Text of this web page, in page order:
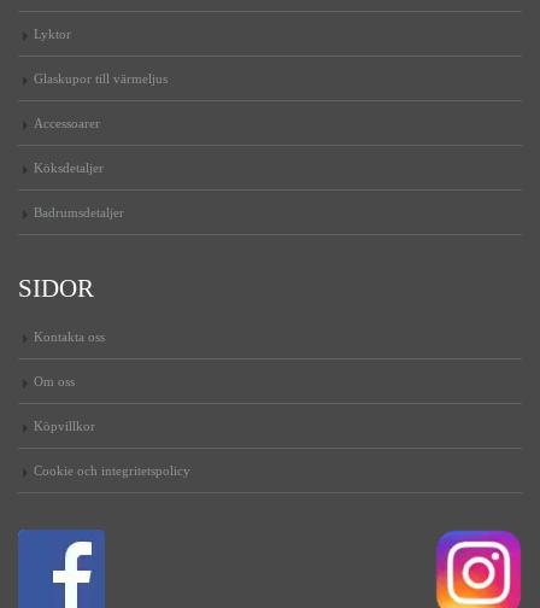
Lyktor
Glaskupor till värmeljus
Accessoarer
Köksdetaljer
Badrumsdetaljer
SIDOR
Kontakta oss
Om oss
Köpvillkor
Cookie och integritetspolicy